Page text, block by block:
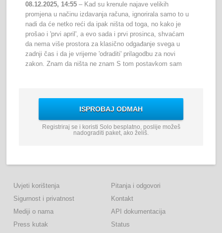
08.12.2025, 14:55 – Kad su krenule najave velikih
promjena u načinu izdavanja računa, ignorirala samo to u
nadi da će netko reći da ipak ništa od toga, no kako je
prošao i 'prvi april', a evo sada i prvi prosinca, shvaćam
da nema više prostora za klasično odgađanje svega u
zadnji čas i da je vrijeme 'odraditi' prilagodbu za novi
zakon. Znam da ništa ne znam S tom postavkom sam
nastavi čitati...
23.01.2024, 14:48– U proteklih nekoliko mjeseci servis
uveli sve što je nama i vama palo na pamet, možda će ti
poslužitelj (server) - korisno ako želiš slati mailove s
računima i ponudama samo preko svog mail servera,
korisnike koji žele imati potpunu kontrolu nad isporukom
mailova. Opciju ćeš naći kada klikneš na Postavke
ISPROBAJ ODMAH
Registriraj se i koristi Solo besplatno, poslije možeš
nadograditi paket, ako želiš.
Uvjeti korištenja
Sigurnost i privatnost
Mediji o nama
Press kutak
Pitanja i odgovori
Kontakt
API dokumentacija
Status